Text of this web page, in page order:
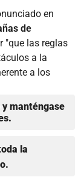
en
de
"que las reglas
a la
a los
manténgase
la